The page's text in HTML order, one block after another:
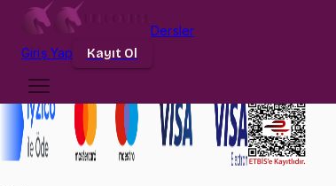
Dersler
GirişYap Kayıt Ol